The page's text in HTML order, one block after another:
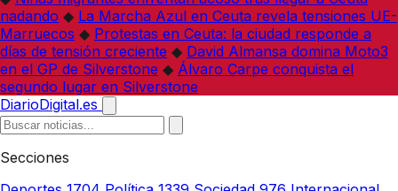
nadando ◆ La Marcha Azul en Ceuta revela tensiones UE-
Marruecos ◆ Protestas en Ceuta: la ciudad responde a
días de tensión creciente ◆ David Almansa domina Moto3
en el GP de Silverstone ◆ Álvaro Carpe conquista el
segundo lugar en Silverstone
DiarioDigital.es
Secciones